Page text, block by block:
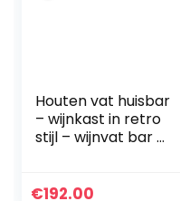
Houten vat huisbar
– wijnkast in retro
stijl – wijnvat bar –
hoog – elegante
€192.00